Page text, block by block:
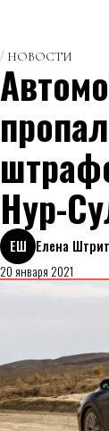
НОВОСТИ
Нур-
ЕШ Елена
20 января 2021